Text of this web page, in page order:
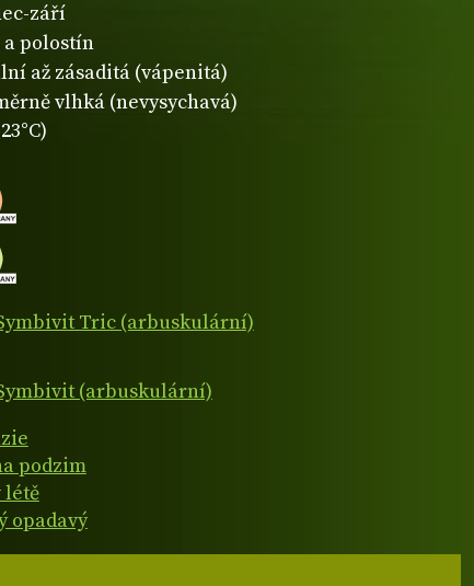
září
a polostín
až zásaditá (vápenitá)
vlhká (nevysychavá)
Tric (arbuskulární)
(arbuskulární)
podzim
létě
opadavý